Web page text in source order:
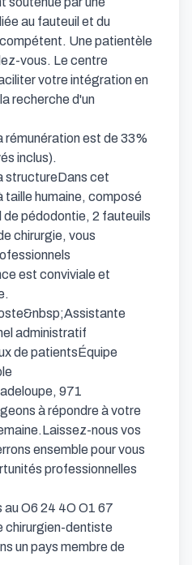
au fauteuil et du
Une patientèle
vous. Le centre
votre intégration en
recherche d'un
est de 33%
inclus).
structureDans cet
humaine, composé
pédodontie, 2 fauteuils
chirurgie, vous
est conviviale et
administratif
de patientsÉquipe
971
à répondre à votre
nous vos
ensemble pour vous
professionnelles
O6 24 4O O1 67
chirurgien-dentiste
un pays membre de